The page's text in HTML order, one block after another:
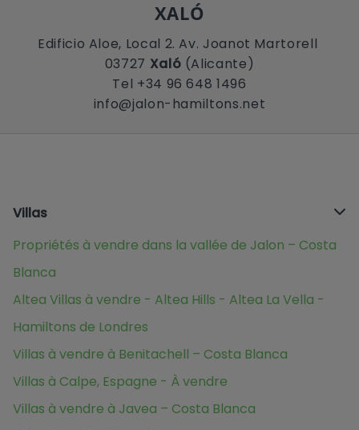
XALÓ
Edificio Aloe, Local 2. Av. Joanot Martorell
03727 Xaló (Alicante)
Tel +34 96 648 1496
info@jalon-hamiltons.net
Villas
Propriétés à vendre dans la vallée de Jalon – Costa
Blanca
Altea Villas à vendre - Altea Hills - Altea La Vella -
Hamiltons de Londres
Villas à vendre à Benitachell – Costa Blanca
Villas à Calpe, Espagne - À vendre
Villas à vendre à Javea – Costa Blanca